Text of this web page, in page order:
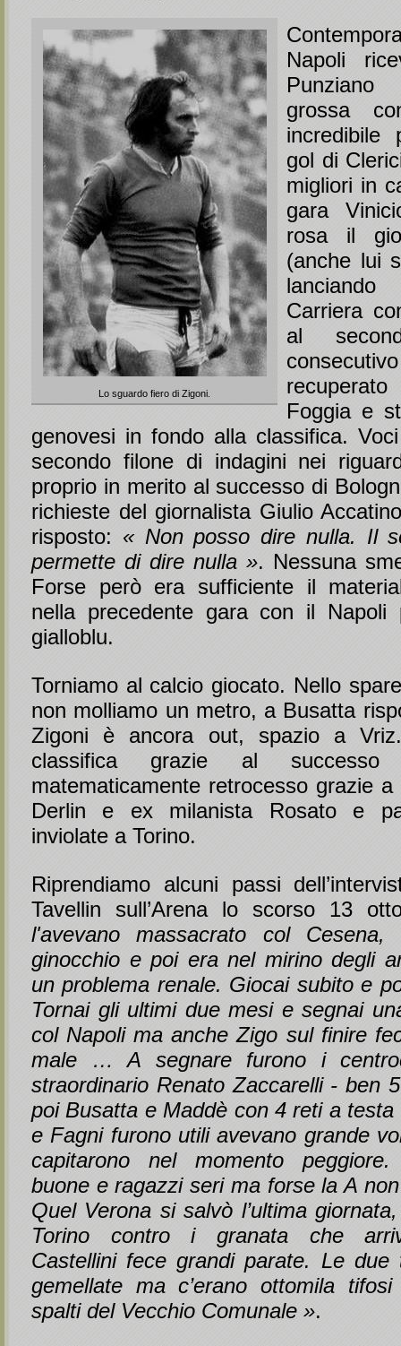
Lo sguardo fiero di Zigoni.
Napoli
grossa
incredibile
gol di
migliori in
gara
rosa il
(anche lui
Carriera
al
Foggia e
genovesi in fondo alla classifica.
secondo filone di indagini nei
proprio in merito al successo di
richieste del giornalista Giulio
risposto: « Non posso dire nulla. Il
permette di dire nulla ». Nessuna
Forse però era sufficiente il
nella precedente gara con il
gialloblu.
Torniamo al calcio giocato. Nello
non molliamo un metro, a Busatta
Zigoni è ancora out, spazio a
classifica grazie al
matematicamente retrocesso grazie
Derlin e ex milanista Rosato e
inviolate a Torino.
Riprendiamo alcuni passi
Tavellin sull’Arena lo scorso 13
l'avevano massacrato col
ginocchio e poi era nel mirino degli
un problema renale. Giocai subito e
Tornai gli ultimi due mesi e segnai
col Napoli ma anche Zigo sul finire
male … A segnare furono i
straordinario Renato Zaccarelli - ben
poi Busatta e Maddè con 4 reti a
e Fagni furono utili avevano grande
capitarono nel momento
buone e ragazzi seri ma forse la A
Quel Verona si salvò l’ultima
Torino contro i granata che
Castellini fece grandi parate. Le due
gemellate ma c’erano ottomila
spalti del Vecchio Comunale ».